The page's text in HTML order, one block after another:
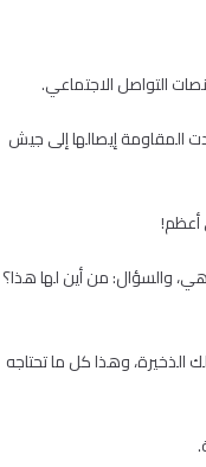
المقاومة إيصالها إلى جيش
أعظم!
والسؤال: من أين لها هذا؟
الذخيرة، وهذا كل ما تحتاجه